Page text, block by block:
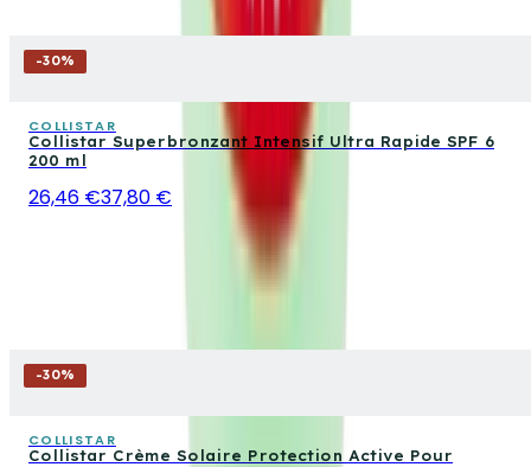
-30%
COLLISTAR
Collistar Superbronzant Intensif Ultra Rapide SPF 6
200 ml
26,46 €37,80 €
-30%
COLLISTAR
Collistar Crème Solaire Protection Active Pour